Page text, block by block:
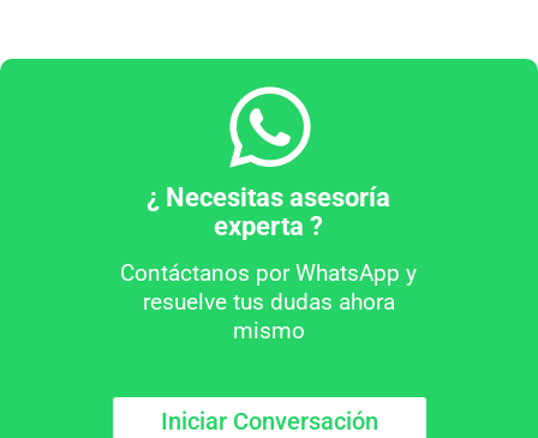
¿ Necesitas asesoría
experta ?
Contáctanos por WhatsApp y
resuelve tus dudas ahora
mismo
Iniciar Conversación